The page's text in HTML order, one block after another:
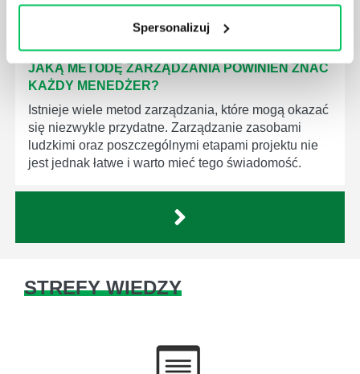
Spersonalizuj
JAKĄ METODĘ ZARZĄDZANIA POWINIEN ZNAĆ
KAŻDY MENEDŻER?
Istnieje wiele metod zarządzania, które mogą okazać
się niezwykle przydatne. Zarządzanie zasobami
ludzkimi oraz poszczególnymi etapami projektu nie
jest jednak łatwe i warto mieć tego świadomość.
STREFY WIEDZY